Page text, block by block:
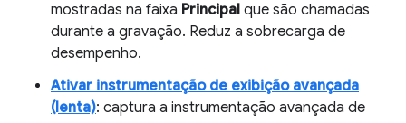
mostradas na faixa Principal que são chamadas
durante a gravação. Reduz a sobrecarga de
desempenho.
Ativar instrumentação de exibição avançada
(lenta): captura a instrumentação avançada de